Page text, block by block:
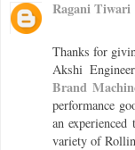
Ragani Tiwari
Thanks for
Akshi
Brand
performance
an
variety of